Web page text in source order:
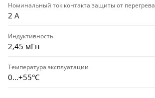
Номинальный ток контакта защиты от перегрева
2 А
Индуктивность
2,45 мГн
Температура эксплуатации
0…+55°С